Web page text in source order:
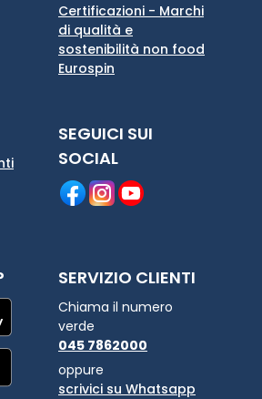
Certificazioni - Marchi
di qualità e
sostenibilità non food
Eurospin
SEGUICI SUI
SOCIAL
SERVIZIO CLIENTI
Chiama il numero
verde
045 7862000
oppure
scrivici su Whatsapp